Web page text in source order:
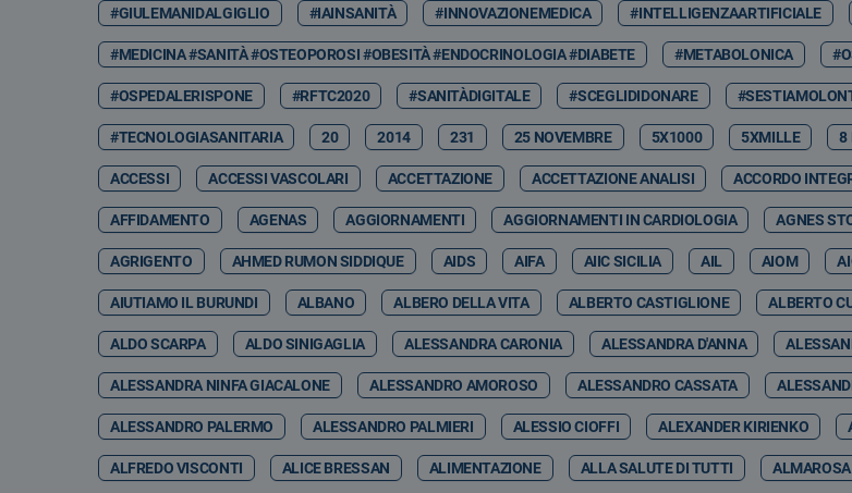
#GIULEMANIDALGIGLIO #IAINSANITÀ #INNOVAZIONEMEDICA #INTELLIGENZAARTIFICIALE
#MEDICINA #SANITÀ #OSTEOPOROSI #OBESITÀ #ENDOCRINOLOGIA #DIABETE #METABOLONICA
#OSPEDALERISPONE #RFTC2020 #SANITÀDIGITALE #SCEGLIDIDONARE
#TECNOLOGIASANITARIA 20 2014 231 25 NOVEMBRE 5X1000 5XMILLE 8
ACCESSI ACCESSI VASCOLARI ACCETTAZIONE ACCETTAZIONE ANALISI ACCORDO
AFFIDAMENTO AGENAS AGGIORNAMENTI AGGIORNAMENTI IN CARDIOLOGIA AGNES
AGRIGENTO AHMED RUMON SIDDIQUE AIDS AIFA AIIC SICILIA AIL AIOM
AIUTIAMO IL BURUNDI ALBANO ALBERO DELLA VITA ALBERTO CASTIGLIONE ALBERTO
ALDO SCARPA ALDO SINIGAGLIA ALESSANDRA CARONIA ALESSANDRA D'ANNA
ALESSANDRA NINFA GIACALONE ALESSANDRO AMOROSO ALESSANDRO CASSATA
ALESSANDRO PALERMO ALESSANDRO PALMIERI ALESSIO CIOFFI ALEXANDER KIRIENKO
ALFREDO VISCONTI ALICE BRESSAN ALIMENTAZIONE ALLA SALUTE DI TUTTI